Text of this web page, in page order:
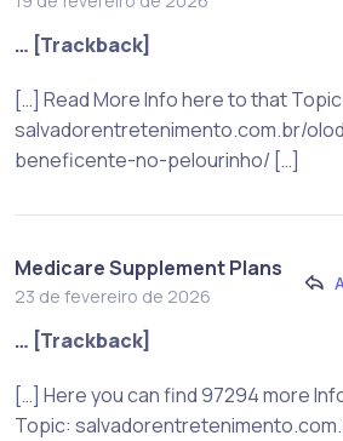
… [Trackback]
[…] Read More Info here to that
salvadorentretenimento.com.br/
beneficente-no-pelourinho/ […]
Medicare Supplement Plans
23 de fevereiro de 2026
… [Trackback]
[…] Here you can find 97294 more
Topic: